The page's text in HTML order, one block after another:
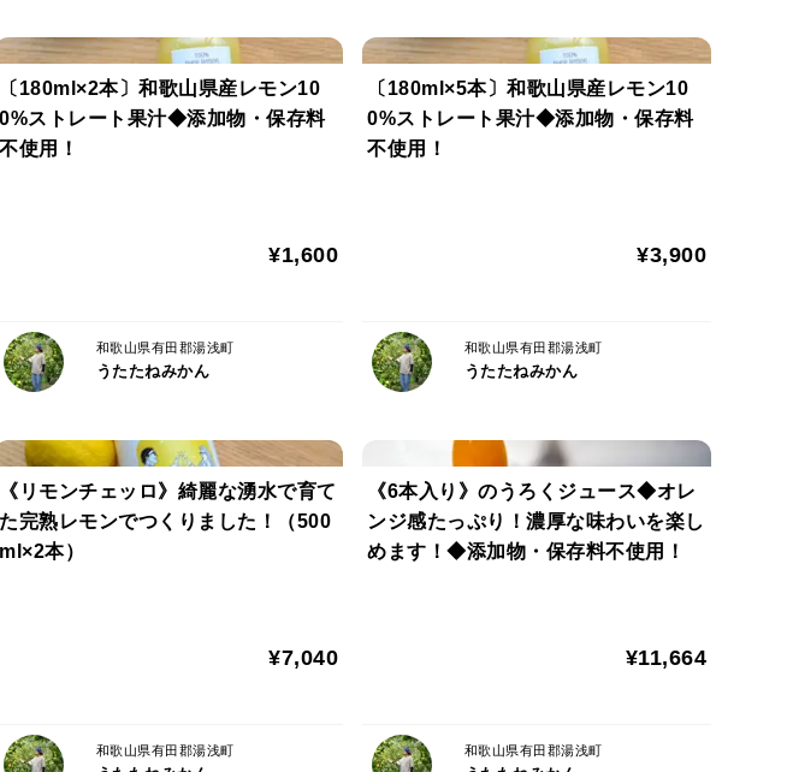
域により、
しますので、
が変わる可能性がございます。
傷む場合がございますので
〔180ml×2本〕和歌山県産レモン10
0%ストレート果汁◆添加物・保存料
不使用！
¥1,600
和歌山県有田郡湯浅町
うたたねみかん
〔180ml×5本〕和歌山県産レモン10
0%ストレート果汁◆添加物・保存料
不使用！
¥3,900
和歌山県有田郡湯浅町
うたたねみかん
《リモンチェッロ》綺麗な湧水で育て
た完熟レモンでつくりました！（500
ml×2本）
¥7,040
和歌山県有田郡湯浅町
《6本入り》のうろくジュース◆オレ
ンジ感たっぷり！濃厚な味わいを楽し
めます！◆添加物・保存料不使用！
¥11,664
和歌山県有田郡湯浅町